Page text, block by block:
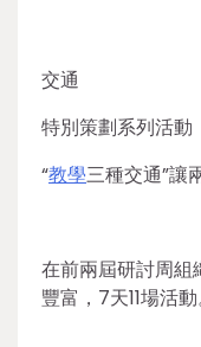
交通
特別策劃系列活動
“教學三種交通”讓
在前兩屆研討周組
豐富，7天11場活動